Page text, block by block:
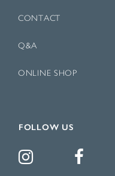
CONTACT
Q&A
ONLINE SHOP
FOLLOW US